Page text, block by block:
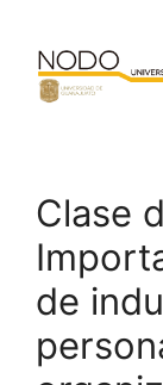
contenido
Clase
de